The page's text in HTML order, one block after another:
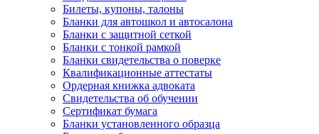
Билеты, купоны, талоны
Бланки для автошкол и автосалона
Бланки с защитной сеткой
Бланки с тонкой рамкой
Бланки свидетельства о поверке
Квалификационные аттестаты
Ордерная книжка адвоката
Свидетельства об обучении
Сертификат бумага
Бланки установленного образца